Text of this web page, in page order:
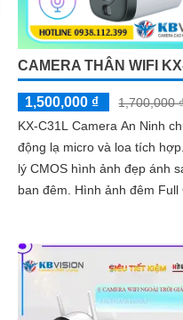
CAMERA THÂN WIFI
1,500,000 ₫
1,700,000
KX-C31L Camera An Ninh
động lạ micro và loa tích
lý CMOS hình ảnh đẹp ánh
ban đêm. Hình ảnh đêm Full